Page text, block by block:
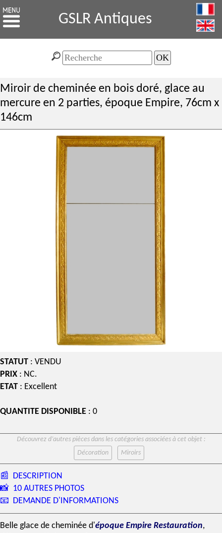
GSLR Antiques
Miroir de cheminée en bois doré, glace au
mercure en 2 parties, époque Empire, 76cm x
146cm
STATUT : VENDU
PRIX : NC.
ETAT : Excellent
QUANTITE DISPONIBLE : 0
Découvrez d’autres pièces dans les catégories associées à cet objet :
Décoration
Miroirs
📰 DESCRIPTION
📸 10 AUTRES PHOTOS
📧 DEMANDE D'INFORMATIONS
Belle glace de cheminée d'époque Empire Restauration,